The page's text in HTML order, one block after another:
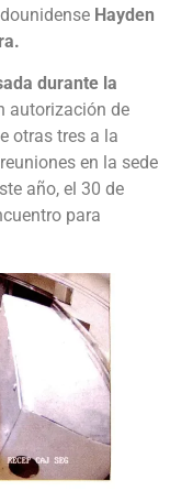
Hayden
durante la
autorización de
otras tres a la
en la sede
año, el 30 de
para